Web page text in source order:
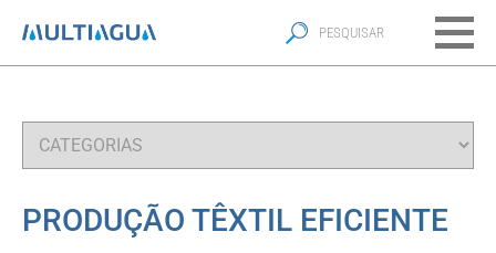
PRODUÇÃO TÊXTIL EFICIENTE